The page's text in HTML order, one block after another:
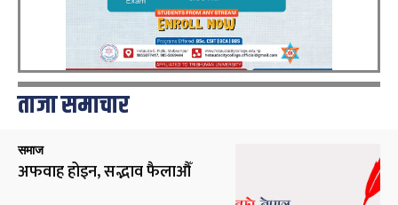
ताजा समाचार
समाज
अफवाह होइन, सद्भाव फैलाऔँ